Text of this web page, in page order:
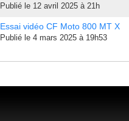
Publié le 12 avril 2025 à 21h
Essai vidéo CF Moto 800 MT X
Publié le 4 mars 2025 à 19h53